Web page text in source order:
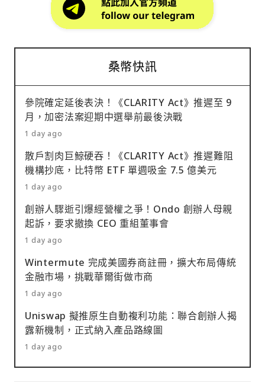
桑幣快訊
參院確定延後表決！《CLARITY Act》推遲至 9
月，加密法案迎期中選舉前最後決戰
1 day ago
散戶割肉巨鯨硬吞！《CLARITY Act》推遲難阻
機構抄底，比特幣 ETF 單週吸金 7.5 億美元
1 day ago
創辦人驟逝引爆經營權之爭！Ondo 創辦人母親
起訴，要求撤換 CEO 重組董事會
1 day ago
Wintermute 完成美國券商註冊，擴大布局傳統
金融市場，挑戰華爾街做市商
1 day ago
Uniswap 擬推原生自動複利功能：聯合創辦人揭
露新機制，正式納入產品路線圖
1 day ago